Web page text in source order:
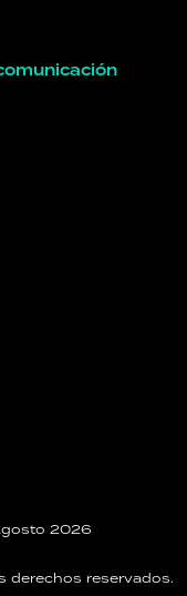
2026
derechos reservados.